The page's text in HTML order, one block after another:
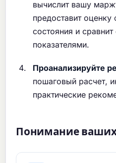
вычислит вашу
предоставит оценку
состояния и
показателями.
Проанализируйте
пошаговый расчет,
практические
Понимание ваших